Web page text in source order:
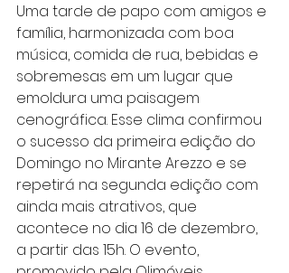
Uma tarde de papo com amigos e
família, harmonizada com boa
música, comida de rua, bebidas e
sobremesas em um lugar que
emoldura uma paisagem
cenográfica. Esse clima confirmou
o sucesso da primeira edição do
Domingo no Mirante Arezzo e se
repetirá na segunda edição com
ainda mais atrativos, que
acontece no dia 16 de dezembro,
a partir das 15h. O evento,